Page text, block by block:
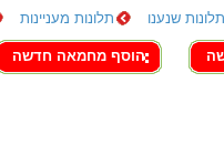
תלונות שנענו תלונות מעניינות
הוסף מחמאה חדשה